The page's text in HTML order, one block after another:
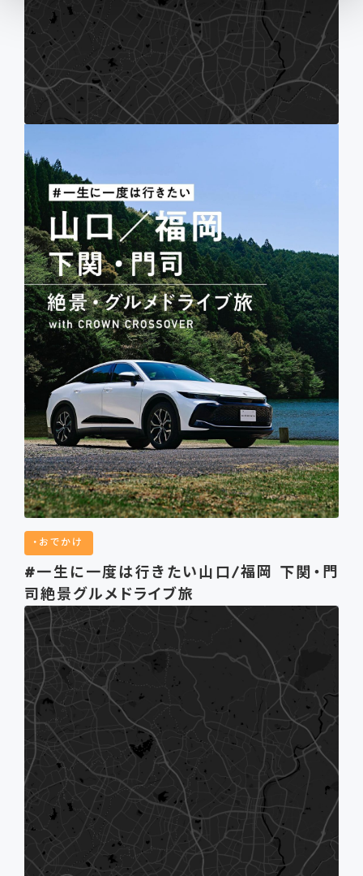
おでかけ
#一生に一度は行きたい山口/福岡 下関・門
司絶景グルメドライブ旅